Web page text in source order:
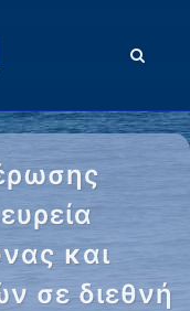
και
σε διεθνή